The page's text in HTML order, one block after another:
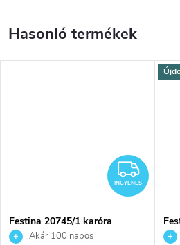
INGYENES
Festina 20745/1 karóra
Akár 100 napos